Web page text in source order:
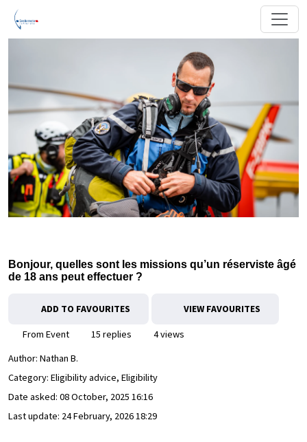
Bonjour, quelles sont les missions qu’un réserviste âgé
de 18 ans peut effectuer ?
ADD TO FAVOURITES VIEW FAVOURITES
From Event 15 replies
4 views
Author: Nathan B.
Category: Eligibility advice, Eligibility
Date asked: 08 October, 2025 16:16
Last update: 24 February, 2026 18:29